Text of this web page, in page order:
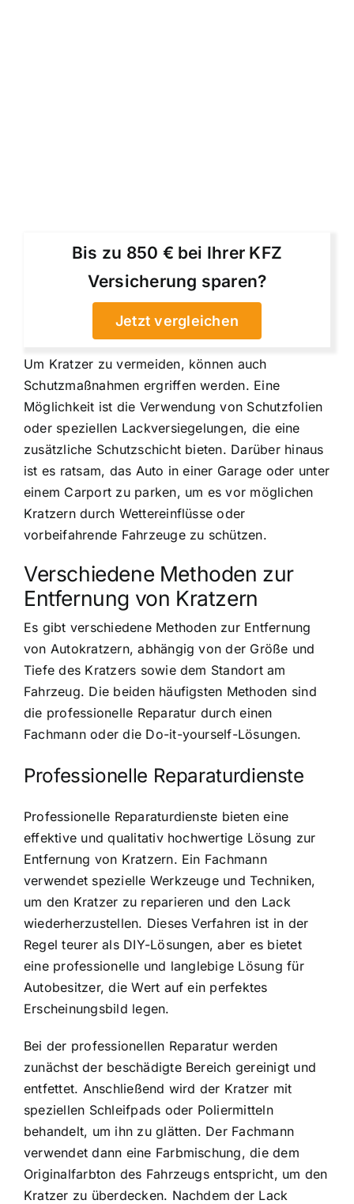
Bis zu 850 € bei Ihrer KFZ
Versicherung sparen?
Jetzt vergleichen
Um Kratzer zu vermeiden, können auch
Schutzmaßnahmen ergriffen werden. Eine
Möglichkeit ist die Verwendung von Schutzfolien
oder speziellen Lackversiegelungen, die eine
zusätzliche Schutzschicht bieten. Darüber hinaus
ist es ratsam, das Auto in einer Garage oder unter
einem Carport zu parken, um es vor möglichen
Kratzern durch Wettereinflüsse oder
vorbeifahrende Fahrzeuge zu schützen.
Verschiedene Methoden zur
Entfernung von Kratzern
Es gibt verschiedene Methoden zur Entfernung
von Autokratzern, abhängig von der Größe und
Tiefe des Kratzers sowie dem Standort am
Fahrzeug. Die beiden häufigsten Methoden sind
die professionelle Reparatur durch einen
Fachmann oder die Do-it-yourself-Lösungen.
Professionelle Reparaturdienste
Professionelle Reparaturdienste bieten eine
effektive und qualitativ hochwertige Lösung zur
Entfernung von Kratzern. Ein Fachmann
verwendet spezielle Werkzeuge und Techniken,
um den Kratzer zu reparieren und den Lack
wiederherzustellen. Dieses Verfahren ist in der
Regel teurer als DIY-Lösungen, aber es bietet
eine professionelle und langlebige Lösung für
Autobesitzer, die Wert auf ein perfektes
Erscheinungsbild legen.
Bei der professionellen Reparatur werden
zunächst der beschädigte Bereich gereinigt und
entfettet. Anschließend wird der Kratzer mit
speziellen Schleifpads oder Poliermitteln
behandelt, um ihn zu glätten. Der Fachmann
verwendet dann eine Farbmischung, die dem
Originalfarbton des Fahrzeugs entspricht, um den
Kratzer zu überdecken. Nachdem der Lack